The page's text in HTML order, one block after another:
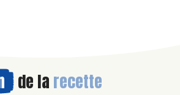
de la recette